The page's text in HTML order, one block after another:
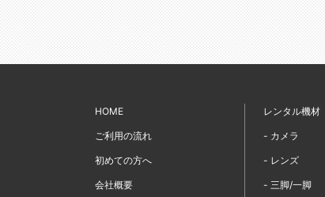
HOME
ご利用の流れ
初めての方へ
会社概要
レンタル機材
- カメラ
- レンズ
- 三脚/一脚